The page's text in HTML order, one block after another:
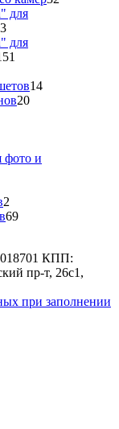
для
363
товара
для
1414
2020
фото и
2
товара
6969
КПП:
пр-т, 26с1,
при заполнении